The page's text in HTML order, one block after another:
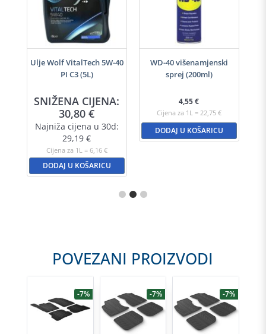
Ulje Wolf VitalTech 5W-40
PI C3 (5L)
SNIŽENA CIJENA:
30,80€
Najniža cijena u 30d:
29,19€
Cijena za 1L = 6,16 €
DODAJ U KOŠARICU
WD-40 višenamjenski
sprej (200ml)
4,55€
Cijena za 1L = 22,75 €
DODAJ U KOŠARICU
POVEZANI PROIZVODI
-7% -7% -7%